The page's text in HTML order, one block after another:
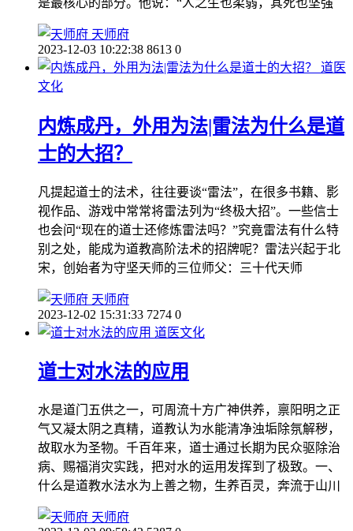
天师府
2023-12-03 10:22:38 8613 0
道医
文化
内炼成丹，外用为法|雷法为什么是道
士的大招？
凡提起道士的法术，往往要谈“雷法”，在很多书籍、影
视作品、游戏中常常将雷法列为“终极大招”。一些信士
也会问“现在的道士还修炼雷法吗？”究竟雷法有什么特
别之处，能成为道教高阶法术的招牌呢？雷法兴起于北
宋，创始者为守坚天师的三位师父：三十代天师
天师府
2023-12-02 15:31:33 7274 0
道医文化
道士对水法的应用
水是道门五供之一，可周流十方广神供养，禀阳明之正
气又凝太阴之真精，道教认为水能清净浊垢除氛解秽，
故取水为圣物。千百年来，道士通过长期为民众驱除治
病、赐福消灾实践，把对水的运用发挥到了极致。一、
什么是道教水法水为上善之物，生养百灵，奔流于山川
天师府